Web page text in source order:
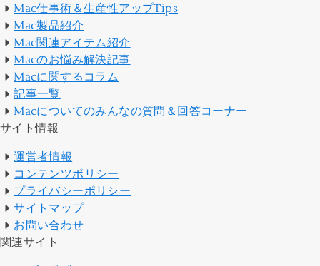
Mac仕事術＆生産性アップTips
Mac製品紹介
Mac関連アイテム紹介
Macのお悩み解決記事
Macに関するコラム
記事一覧
Macについてのみんなの質問＆回答コーナー
サイト情報
運営者情報
コンテンツポリシー
プライバシーポリシー
サイトマップ
お問い合わせ
関連サイト